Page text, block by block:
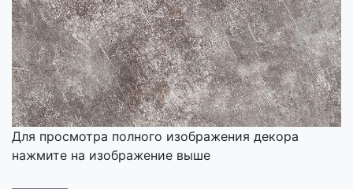
Для просмотра полного изображения декора
нажмите на изображение выше